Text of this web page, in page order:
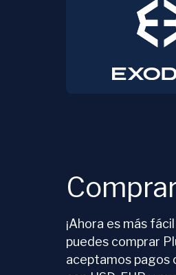
¡Ahora es más
puedes comprar
aceptamos pagos